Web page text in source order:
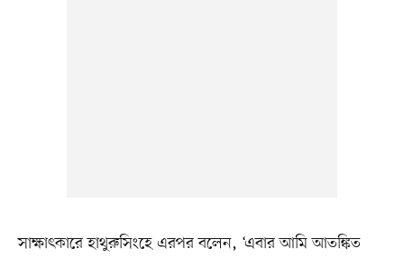
সাক্ষাৎকারে হাথুরুসিংহে এরপর বলেন, ‘এবার আমি আতঙ্কিত